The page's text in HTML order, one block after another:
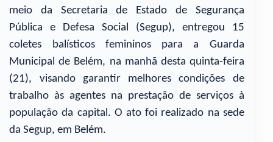
meio da Secretaria de Estado de Segurança
Pública e Defesa Social (Segup), entregou 15
coletes balísticos femininos para a Guarda
Municipal de Belém, na manhã desta quinta-feira
(21), visando garantir melhores condições de
trabalho às agentes na prestação de serviços à
população da capital. O ato foi realizado na sede
da Segup, em Belém.